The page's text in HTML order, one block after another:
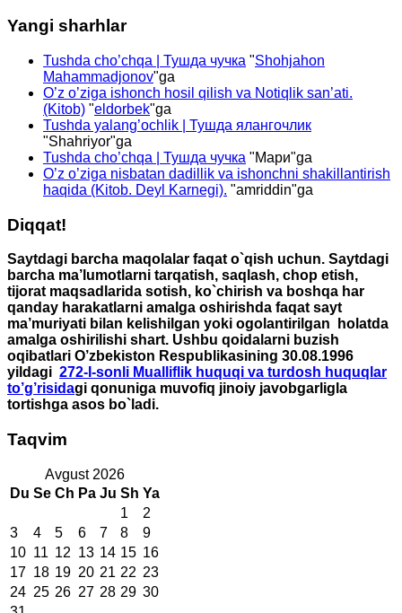
Yangi sharhlar
Tushda cho’chqa | Тушда чучка "Shohjahon
Mahammadjonov"ga
O’z o’ziga ishonch hosil qilish va Notiqlik san’ati.
(Kitob) "eldorbek"ga
Tushda yalang’ochlik | Тушда ялангочлик
"Shahriyor"ga
Tushda cho’chqa | Тушда чучка "Мари"ga
O’z o’ziga nisbatan dadillik va ishonchni shakillantirish
haqida (Kitob. Deyl Karnegi). "amriddin"ga
Diqqat!
Saytdagi barcha maqolalar faqat o`qish uchun. Saytdagi
barcha ma’lumotlarni tarqatish, saqlash, chop etish,
tijorat maqsadlarida sotish, ko`chirish va boshqa har
qanday harakatlarni amalga oshirishda faqat sayt
ma’muriyati bilan kelishilgan yoki ogolantirilgan holatda
amalga oshirilishi shart. Ushbu qoidalarni buzish
oqibatlari O’zbekiston Respublikasining 30.08.1996
yildagi 272-I-sonli Mualliflik huquqi va turdosh huquqlar
to’g’risidagi qonuniga muvofiq jinoiy javobgarligla
tortishga asos bo`ladi.
Taqvim
Avgust 2026
Du Se Ch Pa Ju Sh Ya
1
2
3
4 5 6 7 8
9
10 11 12 13 14 15 16
17 18 19 20 21 22 23
24 25 26 27 28 29 30